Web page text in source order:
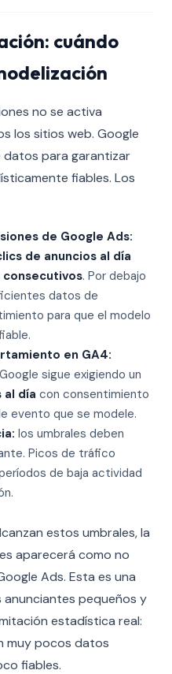
cuándo
no se activa
los sitios web. Google
datos para garantizar
fiables. Los
de Google Ads:
de anuncios al día
consecutivos. Por debajo
datos de
para que el modelo
en GA4:
sigue exigiendo un
al día con consentimiento
evento que se modele.
los umbrales deben
Picos de tráfico
de baja actividad
estos umbrales, la
aparecerá como no
Ads. Esta es una
pequeños y
estadística real:
muy pocos datos
fiables.